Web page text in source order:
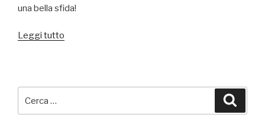
una bella sfida!
Leggi tutto